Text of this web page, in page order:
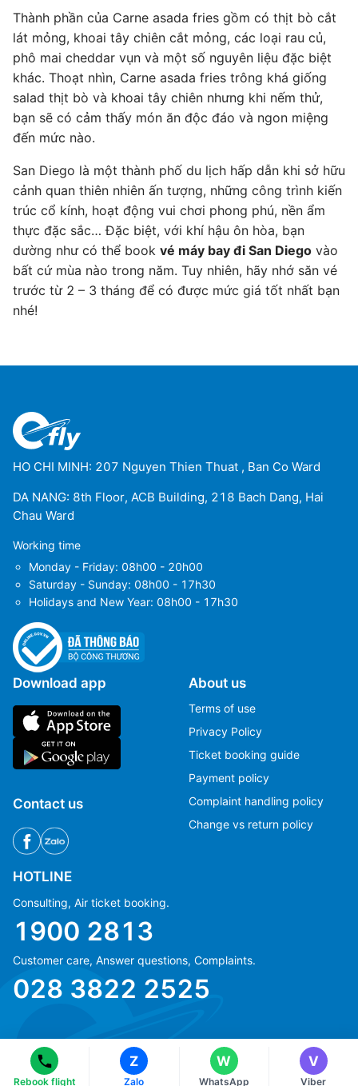
Thành phần của Carne asada fries gồm có thịt bò cắt
lát mỏng, khoai tây chiên cắt mỏng, các loại rau củ,
phô mai cheddar vụn và một số nguyên liệu đặc biệt
khác. Thoạt nhìn, Carne asada fries trông khá giống
salad thịt bò và khoai tây chiên nhưng khi nếm thử,
bạn sẽ có cảm thấy món ăn độc đáo và ngon miệng
đến mức nào.
San Diego là một thành phố du lịch hấp dẫn khi sở hữu
cảnh quan thiên nhiên ấn tượng, những công trình kiến
trúc cổ kính, hoạt động vui chơi phong phú, nền ẩm
thực đặc sắc… Đặc biệt, với khí hậu ôn hòa, bạn
dường như có thể book vé máy bay đi San Diego vào
bất cứ mùa nào trong năm. Tuy nhiên, hãy nhớ săn vé
trước từ 2 – 3 tháng để có được mức giá tốt nhất bạn
nhé!
HO CHI MINH: 207 Nguyen Thien Thuat , Ban Co Ward
DA NANG: 8th Floor, ACB Building, 218 Bach Dang, Hai
Chau Ward
Working time
Monday - Friday: 08h00 - 20h00
Saturday - Sunday: 08h00 - 17h30
Holidays and New Year: 08h00 - 17h30
Download app
Contact us
About us
Terms of use
Privacy Policy
Ticket booking guide
Payment policy
Complaint handling policy
Change vs return policy
HOTLINE
Consulting, Air ticket booking.
1900 2813
Customer care, Answer questions, Complaints.
028 3822 2525
© Copyright 2018 eFly.vn · All Rights reserved.
Rebook flight
Z
Zalo
W
WhatsApp
(+84) 70 854 1213
V
Viber